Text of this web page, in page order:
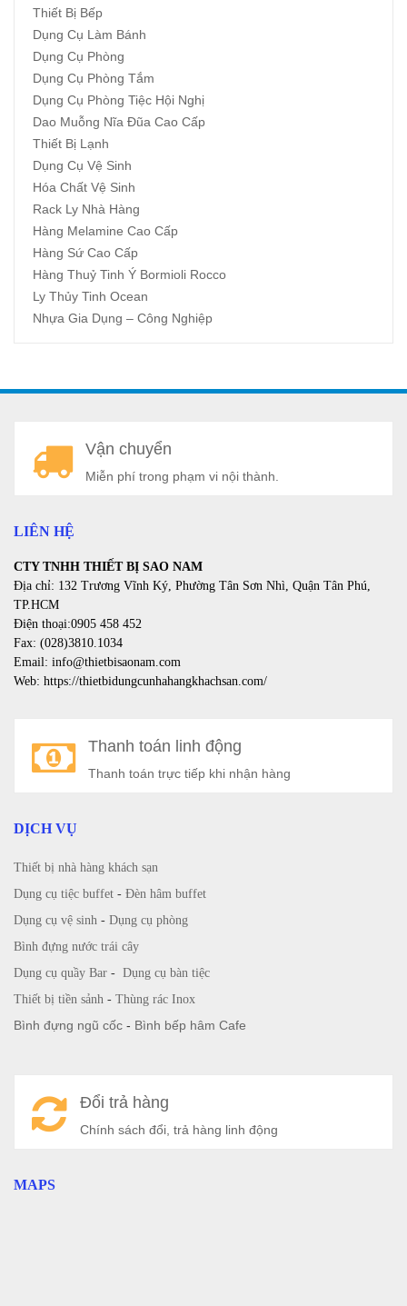
Thiết Bị Bếp
Dụng Cụ Làm Bánh
Dụng Cụ Phòng
Dụng Cụ Phòng Tắm
Dụng Cụ Phòng Tiệc Hội Nghị
Dao Muỗng Nĩa Đũa Cao Cấp
Thiết Bị Lạnh
Dụng Cụ Vệ Sinh
Hóa Chất Vệ Sinh
Rack Ly Nhà Hàng
Hàng Melamine Cao Cấp
Hàng Sứ Cao Cấp
Hàng Thuỷ Tinh Ý Bormioli Rocco
Ly Thủy Tinh Ocean
Nhựa Gia Dụng – Công Nghiệp
Vận chuyển
Miễn phí trong phạm vi nội thành.
LIÊN HỆ
CTY TNHH THIẾT BỊ SAO NAM
Địa chỉ: 132 Trương Vĩnh Ký, Phường Tân Sơn Nhì, Quận Tân Phú,
TP.HCM
Điện thoại:0905 458 452
Fax: (028)3810.1034
Email: info@thietbisaonam.com
Web: https://thietbidungcunhahangkhachsan.com/
Thanh toán linh động
Thanh toán trực tiếp khi nhận hàng
DỊCH VỤ
Thiết bị nhà hàng khách sạn
Dụng cụ tiệc buffet - Đèn hâm buffet
Dụng cụ vệ sinh - Dụng cụ phòng
Bình đựng nước trái cây
Dụng cụ quầy Bar - Dụng cụ bàn tiệc
Thiết bị tiền sảnh - Thùng rác Inox
Bình đựng ngũ cốc - Bình bếp hâm Cafe
Đổi trả hàng
Chính sách đổi, trả hàng linh động
MAPS